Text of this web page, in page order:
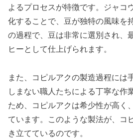
よるプロセスが特徴です。ジャコ
化することで、豆が独特の風味を
の過程で、豆は非常に選別され、
ヒーとして仕上げられます。
また、コピルアクの製造過程には
しまない職人たちによる丁寧な作
ため、コピルアクは希少性が高く
ています。このような製法が、コ
き立てているのです。